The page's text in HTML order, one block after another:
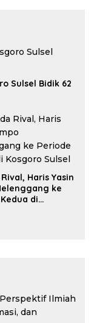
Sulsel Bidik 62
Haris Yasin
ke
di